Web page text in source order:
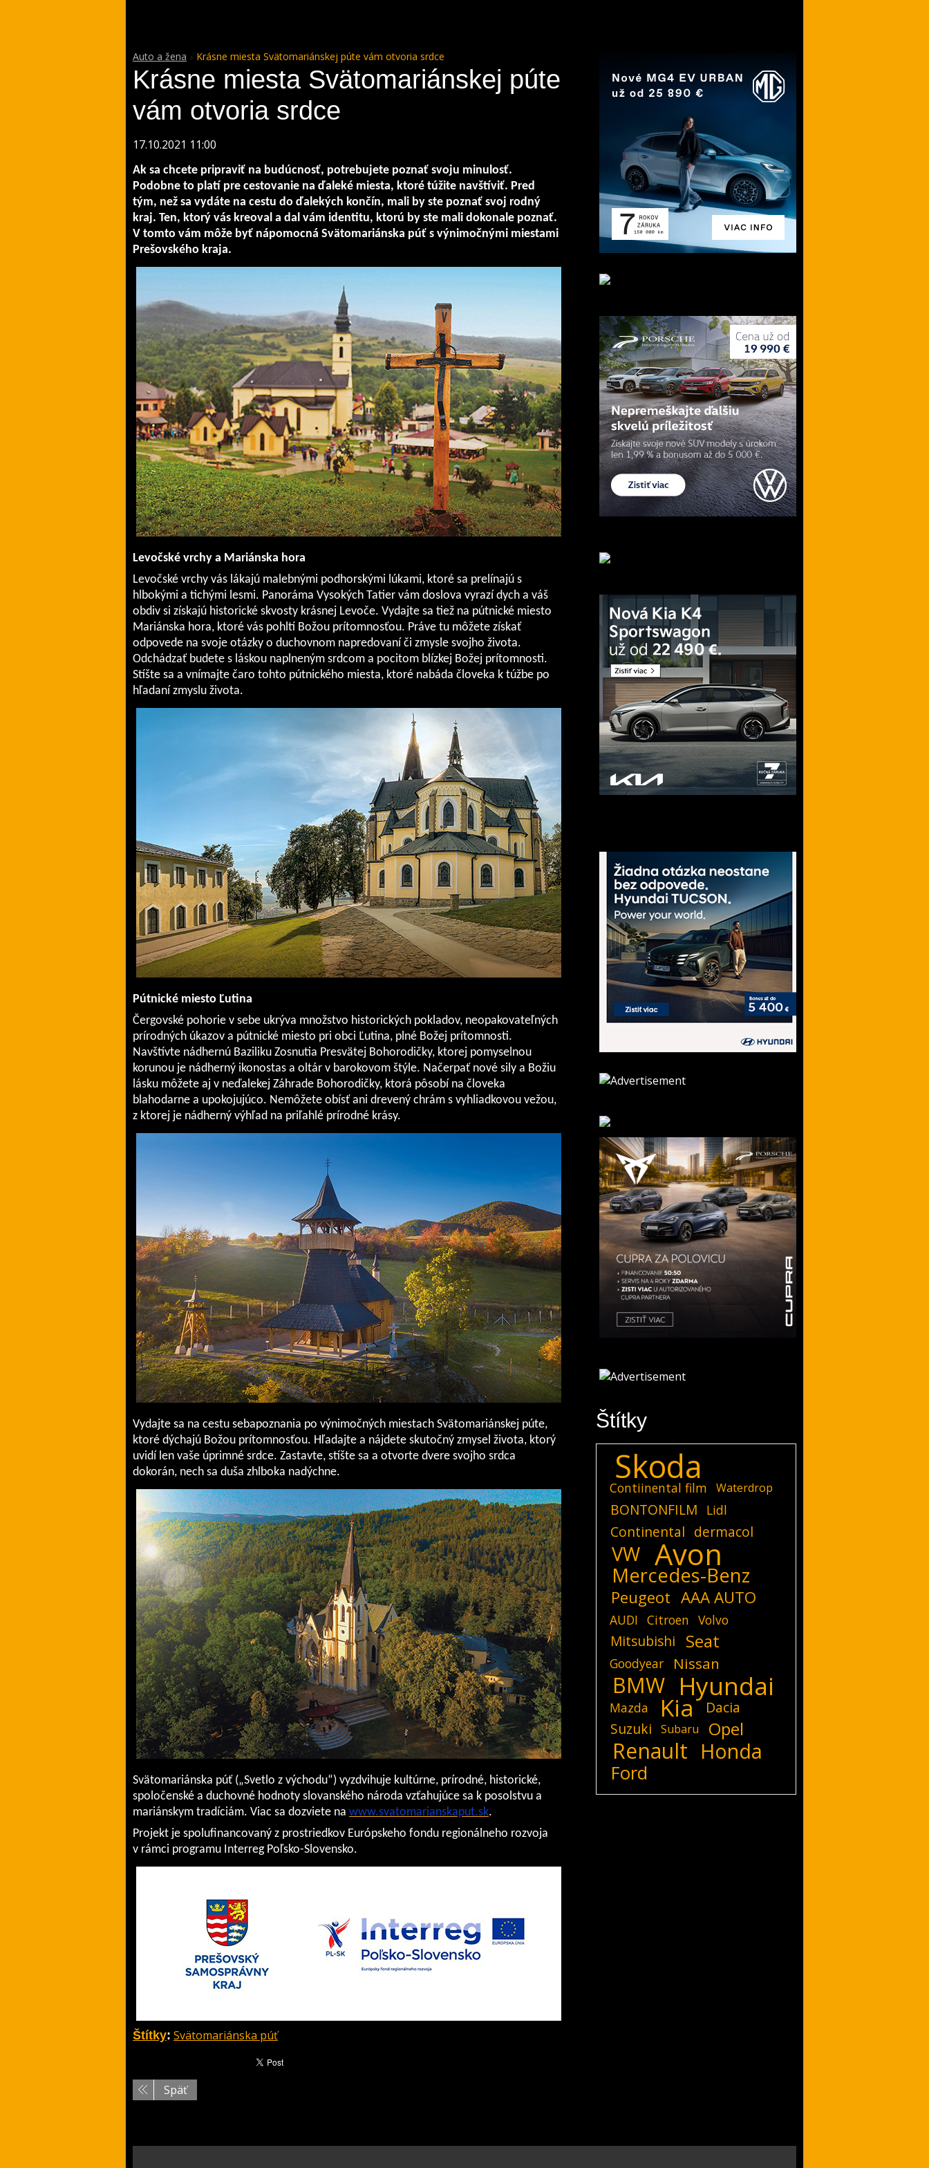
Auto a žena Krásne miesta Svätomariánskej púte vám otvoria srdce
Krásne miesta Svätomariánskej púte
vám otvoria srdce
17.10.2021 11:00
Ak sa chcete pripraviť na budúcnosť, potrebujete poznať svoju minulosť.
Podobne to platí pre cestovanie na ďaleké miesta, ktoré túžite navštíviť. Pred
tým, než sa vydáte na cestu do ďalekých končín, mali by ste poznať svoj rodný
kraj. Ten, ktorý vás kreoval a dal vám identitu, ktorú by ste mali dokonale poznať.
V tomto vám môže byť nápomocná Svätomariánska púť s výnimočnými miestami
Prešovského kraja.
Levočské vrchy a Mariánska hora
Levočské vrchy vás lákajú malebnými podhorskými lúkami, ktoré sa prelínajú s
hlbokými a tichými lesmi. Panoráma Vysokých Tatier vám doslova vyrazí dych a váš
obdiv si získajú historické skvosty krásnej Levoče. Vydajte sa tiež na pútnické miesto
Mariánska hora, ktoré vás pohltí Božou prítomnosťou. Práve tu môžete získať
odpovede na svoje otázky o duchovnom napredovaní či zmysle svojho života.
Odchádzať budete s láskou naplneným srdcom a pocitom blízkej Božej prítomnosti.
Stíšte sa a vnímajte čaro tohto pútnického miesta, ktoré nabáda človeka k túžbe po
hľadaní zmyslu života.
Pútnické miesto Ľutina
Čergovské pohorie v sebe ukrýva množstvo historických pokladov, neopakovateľných
prírodných úkazov a pútnické miesto pri obci Ľutina, plné Božej prítomnosti.
Navštívte nádhernú Baziliku Zosnutia Presvätej Bohorodičky, ktorej pomyselnou
korunou je nádherný ikonostas a oltár v barokovom štýle. Načerpať nové sily a Božiu
lásku môžete aj v neďalekej Záhrade Bohorodičky, ktorá pôsobí na človeka
blahodarne a upokojujúco. Nemôžete obísť ani drevený chrám s vyhliadkovou vežou,
z ktorej je nádherný výhľad na priľahlé prírodné krásy.
Vydajte sa na cestu sebapoznania po výnimočných miestach Svätomariánskej púte,
ktoré dýchajú Božou prítomnosťou. Hľadajte a nájdete skutočný zmysel života, ktorý
uvidí len vaše úprimné srdce. Zastavte, stíšte sa a otvorte dvere svojho srdca
dokorán, nech sa duša zhlboka nadýchne.
Svätomariánska púť („Svetlo z východu“) vyzdvihuje kultúrne, prírodné, historické,
spoločenské a duchovné hodnoty slovanského národa vzťahujúce sa k posolstvu a
mariánskym tradíciám. Viac sa dozviete na www.svatomarianskaput.sk.
Projekt je spolufinancovaný z prostriedkov Európskeho fondu regionálneho rozvoja
v rámci programu Interreg Poľsko-Slovensko.
Štítky: Svätomariánska púť
Späť
Štítky
Skoda
Contiinental film Waterdrop
BONTONFILM Lidl
Continental dermacol
VW Avon
Mercedes-Benz
Peugeot AAA AUTO
AUDI Citroen Volvo
Mitsubishi Seat
Goodyear Nissan
BMW Hyundai
Mazda Kia
Dacia
Suzuki
Subaru Opel
Renault Honda
Ford